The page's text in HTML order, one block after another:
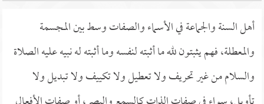
أهل السنة والجماعة في الأسماء والصفات وسط بين المجسمة
والمعطلة، فهم يثبتون لله ما أثبته لنفسه وما أثبته له نبيه عليه الصلاة
والسلام من غير تحريف ولا تعطيل ولا تكييف ولا تبديل ولا